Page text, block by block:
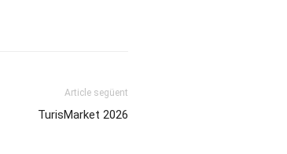
Article següent
TurisMarket 2026